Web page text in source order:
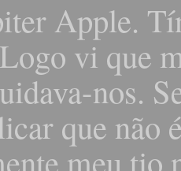
Apple.
vi que
nos.
que não
meu